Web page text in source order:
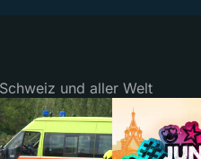
und aller Welt